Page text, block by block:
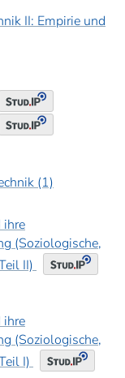
II: Empirie und
(1)
ihre
(Soziologische,
II)
ihre
(Soziologische,
I)